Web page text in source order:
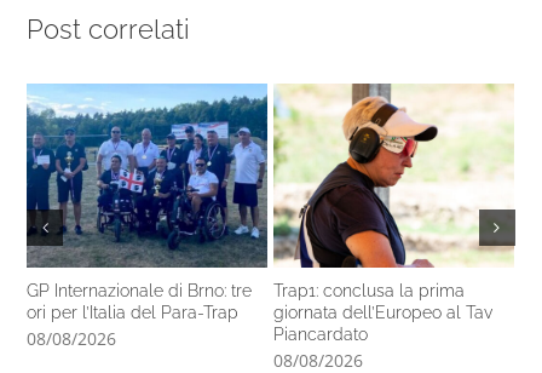
Post correlati
GP Internazionale di Brno: tre
ori per l’Italia del Para-Trap
08/08/2026
Trap1: conclusa la prima
giornata dell’Europeo al Tav
Piancardato
08/08/2026